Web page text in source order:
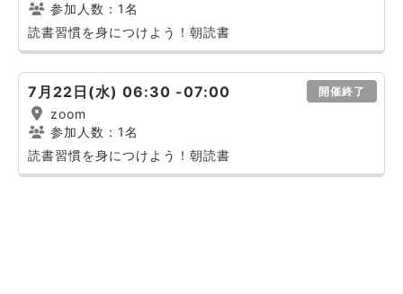
参加人数：1名
読書習慣を身につけよう！朝読書
7月22日(水) 06:30 -07:00 開催終了
zoom
参加人数：1名
読書習慣を身につけよう！朝読書